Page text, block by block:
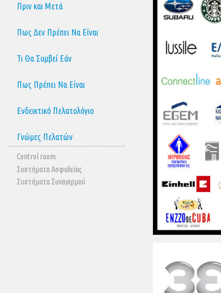
Πριν και Μετά
Πως Δεν Πρέπει Να Είναι
Τι Θα Συμβεί Εάν
Πως Πρέπει Να Είναι
Ενδεικτικό Πελατολόγιο
Γνώμες Πελατών
Control room
Συστήματα Ασφαλείας
Συστήματα Συναγερμού